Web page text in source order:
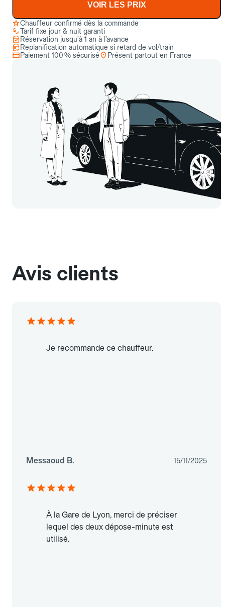
VOIR LES PRIX
Chauffeur confirmé dès la commande
Tarif fixe jour & nuit garanti
Réservation jusqu’à 1 an à l’avance
Replanification automatique si retard de vol/train
Paiement 100 % sécurisé
Présent partout en France
Avis clients
Je recommande ce chauffeur.
Messaoud B. 15/11/2025
À la Gare de Lyon, merci de préciser
lequel des deux dépose-minute est
utilisé.